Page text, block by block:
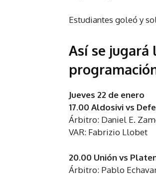
Estudiantes goleó y
Así se jugará
Jueves 22 de enero
17.00 Aldosivi vs
Árbitro: Daniel E.
VAR: Fabrizio Llobet
20.00 Unión vs
Árbitro: Pablo